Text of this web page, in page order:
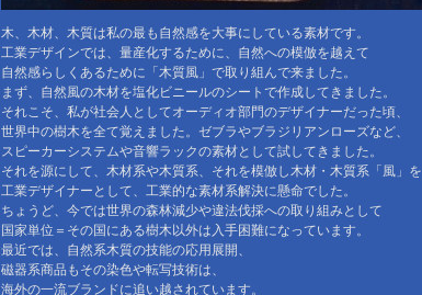
木、木材、木質は私の最も自然感を大事にしている素材です。
工業デザインでは、量産化するために、自然への模倣を越えて
自然感らしくあるために「木質風」で取り組んで来ました。
まず、自然風の木材を塩化ビニールのシートで作成してきました。
それこそ、私が社会人としてオーディオ部門のデザイナーだった頃、
世界中の樹木を全て覚えました。ゼブラやブラジリアンローズなど、
スピーカーシステムや音響ラックの素材として試してきました。
それを源にして、木材系や木質系、それを模倣し木材・木質系「風」を
工業デザイナーとして、工業的な素材系解決に懸命でした。
ちょうど、今では世界の森林減少や違法伐採への取り組みとして
国家単位＝その国にある樹木以外は入手困難になっています。
最近では、自然系木質の技能の応用展開、
磁器系商品もその染色や転写技術は、
海外の一流ブランドに追い越されています。